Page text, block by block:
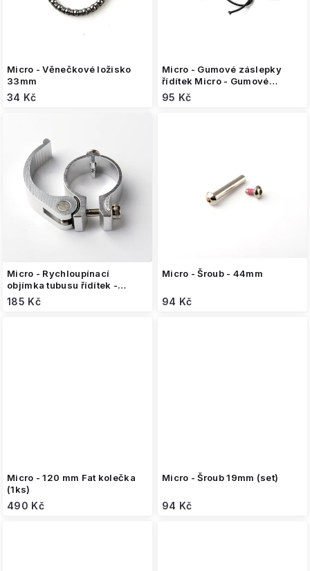
Micro - Věnečkové ložisko
33mm
34 Kč
Micro - Gumové záslepky
řídítek Micro - Gumové
záslepky
95 Kč
Micro - Rychloupínací
objímka tubusu řídítek -
komplet - stříbrná
185 Kč
Micro - Šroub - 44mm
94 Kč
Micro - 120 mm Fat kolečka
(1ks)
490 Kč
Micro - Šroub 19mm (set)
94 Kč